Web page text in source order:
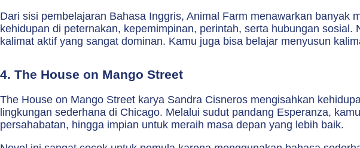
Dari sisi pembelajaran Bahasa Inggris, Animal Farm menawarkan
kehidupan di peternakan, kepemimpinan, perintah, serta hubungan
kalimat aktif yang sangat dominan. Kamu juga bisa belajar menyusun
4. The House on Mango Street
The House on Mango Street karya Sandra Cisneros mengisahkan
lingkungan sederhana di Chicago. Melalui sudut pandang Esperanza,
persahabatan, hingga impian untuk meraih masa depan yang lebih baik.